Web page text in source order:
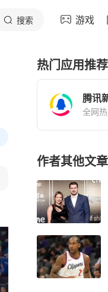
搜索 游戏
热门应用推荐
腾讯
全网
作者其他文章